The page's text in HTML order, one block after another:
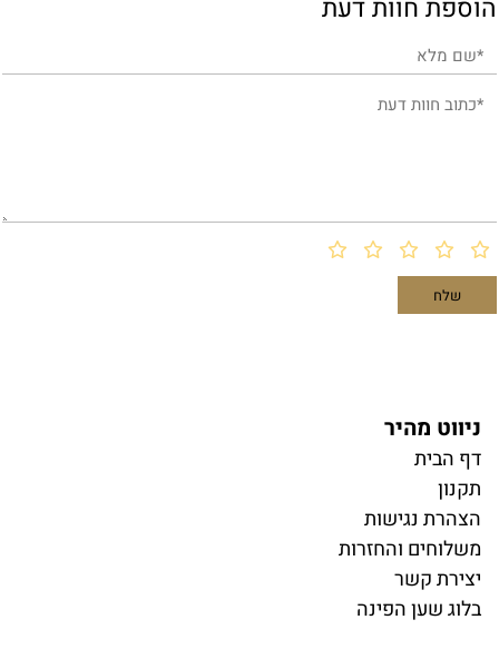
הוספת חוות דעת
ניווט מהיר
דף הבית
תקנון
הצהרת נגישות
משלוחים והחזרות
יצירת קשר
בלוג שען הפינה